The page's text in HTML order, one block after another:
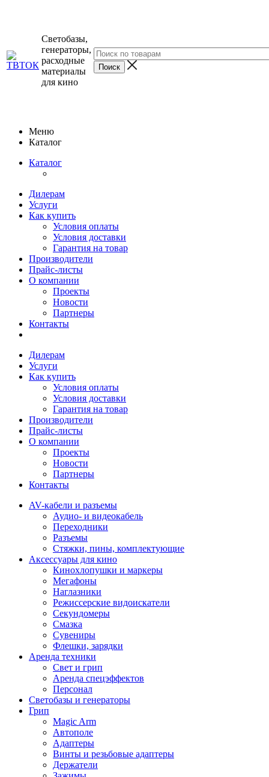
Светобазы,
генераторы,
расходные
материалы
для кино
Меню
Каталог
Каталог
Дилерам
Услуги
Как купить
Условия оплаты
Условия доставки
Гарантия на товар
Производители
Прайс-листы
О компании
Проекты
Новости
Партнеры
Контакты
Дилерам
Услуги
Как купить
Условия оплаты
Условия доставки
Гарантия на товар
Производители
Прайс-листы
О компании
Проекты
Новости
Партнеры
Контакты
AV-кабели и разъемы
Аудио- и видеокабель
Переходники
Разъемы
Стяжки, пины, комплектующие
Аксессуары для кино
Кинохлопушки и маркеры
Мегафоны
Наглазники
Режиссерские видоискатели
Секундомеры
Смазка
Сувениры
Флешки, зарядки
Аренда техники
Свет и грип
Аренда спецэффектов
Персонал
Светобазы и генераторы
Грип
Magic Arm
Автополе
Адаптеры
Винты и резьбовые адаптеры
Держатели